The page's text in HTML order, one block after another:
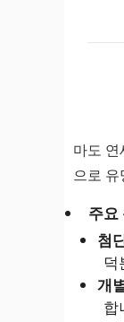
마도
으로
주요
첨
덕
개
합